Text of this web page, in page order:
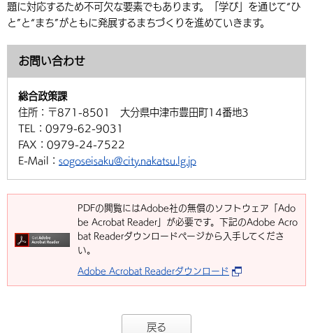
題に対応するため不可欠な要素でもあります。「学び」を通じて“ひ
と”と“まち”がともに発展するまちづくりを進めていきます。
お問い合わせ
総合政策課
住所： 〒871-8501 大分県中津市豊田町14番地3
TEL： 0979-62-9031
FAX： 0979-24-7522
E-Mail： sogoseisaku@city.nakatsu.lg.jp
PDFの閲覧にはAdobe社の無償のソフトウェア「Ado
be Acrobat Reader」が必要です。下記のAdobe Acro
bat Readerダウンロードページから入手してくださ
い。
Adobe Acrobat Readerダウンロード
戻る